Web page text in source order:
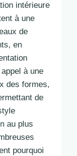
intérieure
à une
de
en
à une
des formes,
de
au plus
pourquoi